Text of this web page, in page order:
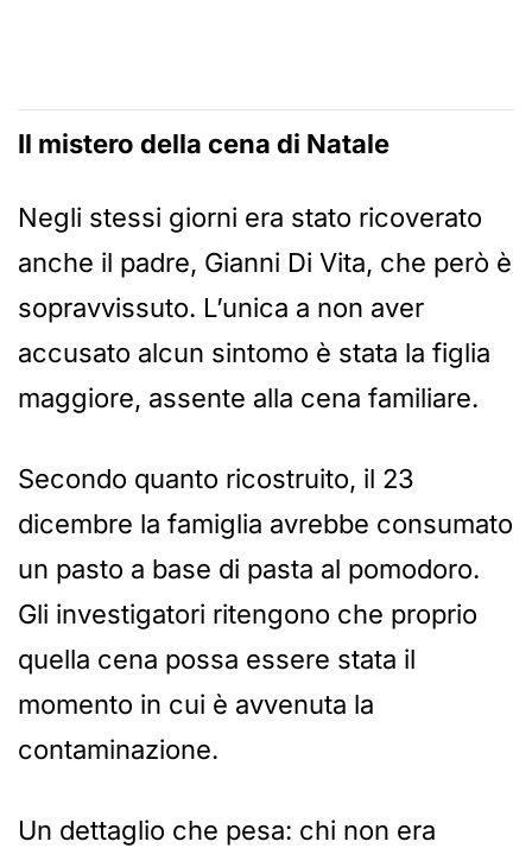
Il mistero della cena di Natale
Negli stessi giorni era stato ricoverato
anche il padre, Gianni Di Vita, che però è
sopravvissuto. L’unica a non aver
accusato alcun sintomo è stata la figlia
maggiore, assente alla cena familiare.
Secondo quanto ricostruito, il 23
dicembre la famiglia avrebbe consumato
un pasto a base di pasta al pomodoro.
Gli investigatori ritengono che proprio
quella cena possa essere stata il
momento in cui è avvenuta la
contaminazione.
Un dettaglio che pesa: chi non era